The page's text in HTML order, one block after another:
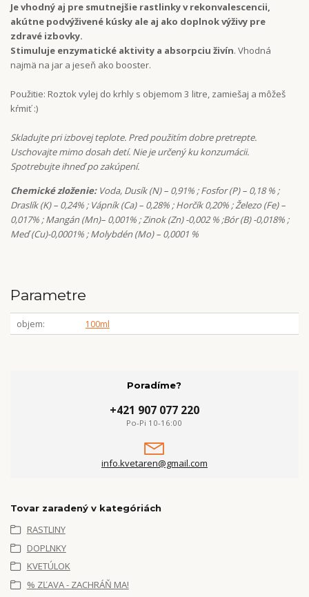
Je vhodný aj pre smutnejšie rastlinky v rekonvalescencii,
akútne podvýživené kúsky ale aj ako doplnok výživy pre
zdravé izbovky.
Stimuluje enzymatické aktivity a absorpciu živín. Vhodná
najmä na jar a jeseň ako booster.
Použitie: Roztok vylej do krhly s objemom 3 litre, zamiešaj a môžeš
kŕmiť :)
Skladujte pri izbovej teplote. Pred použitím dobre pretrepte.
Uschovajte mimo dosah detí. Nie je určený ku konzumácii.
Spotrebujte ihneď po zakúpení.
Chemické zloženie:Voda, Dusík (N) – 0,91% ; Fosfor (P) – 0,18 % ;
Draslík (K) – 0,24% ; Vápník (Ca) – 0,28% ; Horčík 0,20% ; Železo (Fe) –
0,017% ; Mangán (Mn)– 0,001% ; Zinok (Zn) -0,002 % ;Bór (B) -0,018% ;
Meď (Cu)-0,0001% ; Molybdén (Mo) – 0,0001 %
Parametre
objem 100ml
Poradíme?
+421 907 077 220
Po-Pi 10-16:00
info.kvetaren@gmail.com
Tovar zaradený v kategóriách
RASTLINY
DOPLNKY
KVETÚLOK
% ZĽAVA - ZACHRÁŇ MA!